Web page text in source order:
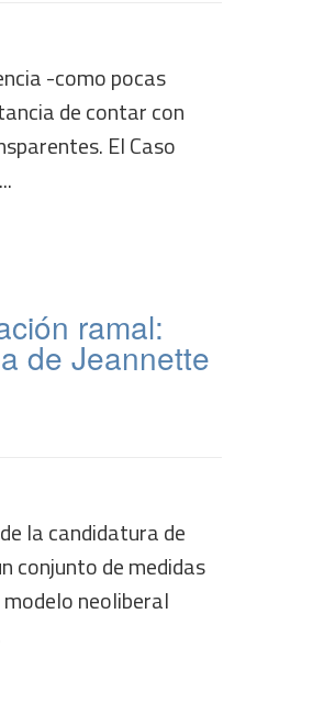
-como pocas
de contar con
El Caso
ramal:
de Jeannette
la candidatura de
conjunto de medidas
neoliberal